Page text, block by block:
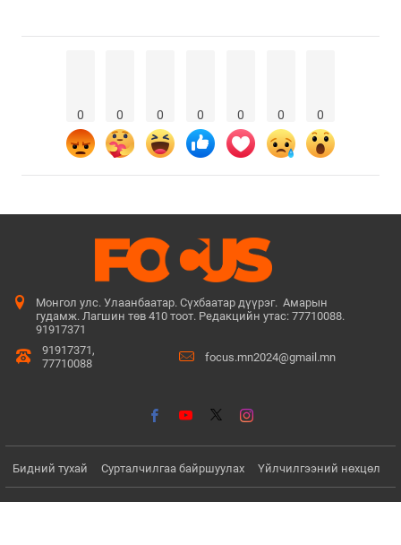
0 0 0 0 0 0 0
Монгол улс. Улаанбаатар. Сүхбаатар дүүрэг. Амарын
гудамж. Лагшин төв 410 тоот. Редакцийн утас: 77710088.
91917371
91917371,
77710088
focus.mn2024@gmail.mn
Бидний тухай Сурталчилгаа байршуулах Үйлчилгээний нөхцөл